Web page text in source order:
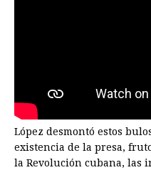
López desmontó estos
existencia de la presa,
la Revolución cubana, las